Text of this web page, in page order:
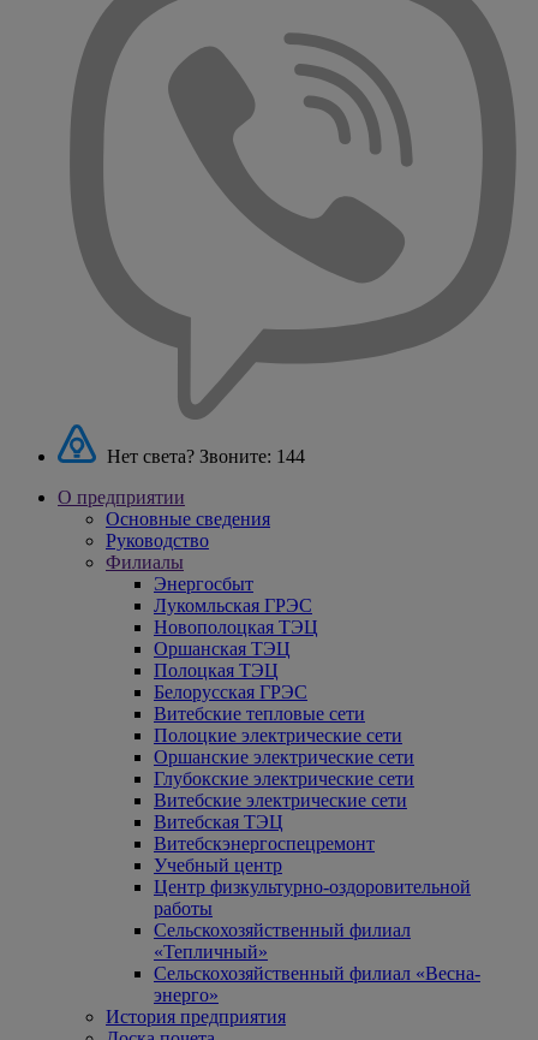
Нет света? Звоните: 144
О предприятии
Основные сведения
Руководство
Филиалы
Энергосбыт
Лукомльская ГРЭС
Новополоцкая ТЭЦ
Оршанская ТЭЦ
Полоцкая ТЭЦ
Белорусская ГРЭС
Витебские тепловые сети
Полоцкие электрические сети
Оршанские электрические сети
Глубокские электрические сети
Витебские электрические сети
Витебская ТЭЦ
Витебскэнергоспецремонт
Учебный центр
Центр физкультурно-оздоровительной
работы
Сельскохозяйственный филиал
«Тепличный»
Сельскохозяйственный филиал «Весна-
энерго»
История предприятия